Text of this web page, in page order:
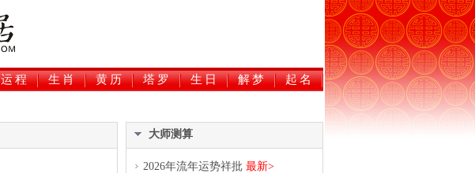
运程 生肖 黄历 塔罗 生日 解梦 起名
大师测算
2026年流年运势祥批 最新>